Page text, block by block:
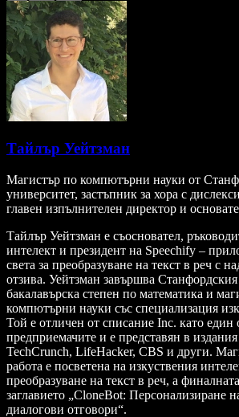
Тайлър Уейтзман
Магистър по компютърни науки от
университет, застъпник за хора с
главен изпълнителен директор и
Тайлър Уейтзман е съосновател,
интелект и президент на Speechify –
света за преобразуване на текст в реч с
отзива. Уейтзман завършва
бакалавърска степен по математика и
компютърни науки със специализация
Той е отличен от списание Inc. като един
предприемачите и е представян в
TechCrunch, LifeHacker, CBS и други.
работа е посветена на изкуствения
преобразуване на текст в реч, а
заглавието „CloneBot: Персонализиране
диалогови отговори“.